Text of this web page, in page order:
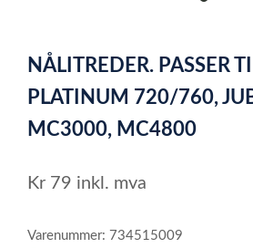
item
of
1
NÅLITREDER. PASSER
PLATINUM 720/760,
MC3000, MC4800
Kr 79 inkl. mva
Varenummer: 734515009